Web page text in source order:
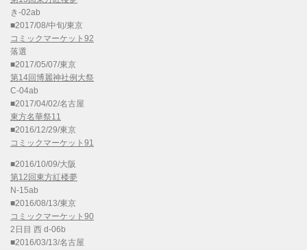
き-02ab
■2017/08/中旬/東京
コミックマーケット92
落選
■2017/05/07/東京
第14回博麗神社例大祭
C-04ab
■2017/04/02/名古屋
東方名華祭11
■2016/12/29/東京
コミックマーケット91
■2016/10/09/大阪
第12回東方紅楼夢
N-15ab
■2016/08/13/東京
コミックマーケット90
2日目 西 d-06b
■2016/03/13/名古屋